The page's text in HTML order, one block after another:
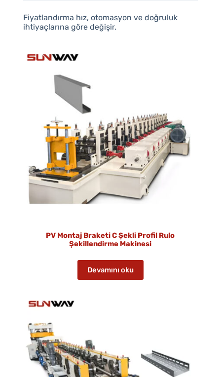
Fiyatlandırma hız, otomasyon ve doğruluk
ihtiyaçlarına göre değişir.
PV Montaj Braketi C Şekli Profil Rulo
Şekillendirme Makinesi
Devamını oku